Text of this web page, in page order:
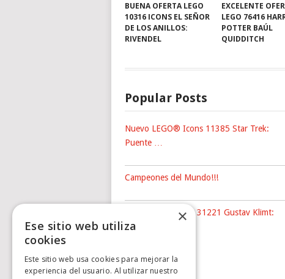
BUENA OFERTA LEGO
10316 ICONS EL SEÑOR
DE LOS ANILLOS:
RIVENDEL
EXCELENTE
LEGO 76416
POTTER BAÚL
QUIDDITCH
Popular Posts
Nuevo LEGO® Icons 11385 Star Trek:
Puente …
Campeones del Mundo!!!
Nuevo LEGO® Art 31221 Gustav Klimt:
The …
×
Ese sitio web utiliza
cookies
Este sitio web usa cookies para mejorar la
experiencia del usuario. Al utilizar nuestro